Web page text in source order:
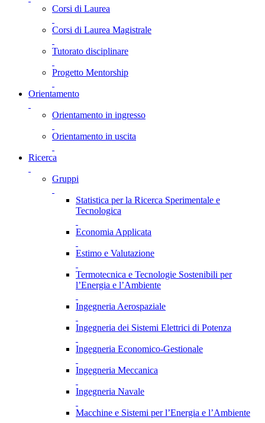
Corsi di Laurea
Corsi di Laurea Magistrale
Tutorato disciplinare
Progetto Mentorship
Orientamento
Orientamento in ingresso
Orientamento in uscita
Ricerca
Gruppi
Statistica per la Ricerca Sperimentale e
Tecnologica
Economia Applicata
Estimo e Valutazione
Termotecnica e Tecnologie Sostenibili per
l’Energia e l’Ambiente
Ingegneria Aerospaziale
Ingegneria dei Sistemi Elettrici di Potenza
Ingegneria Economico-Gestionale
Ingegneria Meccanica
Ingegneria Navale
Macchine e Sistemi per l’Energia e l’Ambiente